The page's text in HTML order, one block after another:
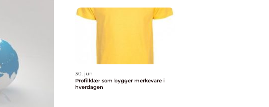
30. jun
Profilklær som bygger merkevare i
hverdagen